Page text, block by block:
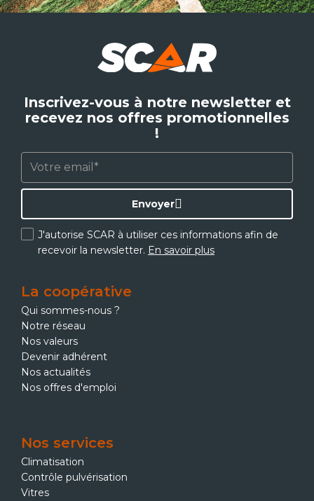
Inscrivez-vous à notre newsletter et
recevez nos offres promotionnelles
!
J'autorise SCAR à utiliser ces informations afin de
recevoir la newsletter. En savoir plus
Envoyer
La coopérative
Qui sommes-nous ?
Notre réseau
Nos valeurs
Devenir adhérent
Nos actualités
Nos offres d'emploi
Nos services
Climatisation
Contrôle pulvérisation
Vitres